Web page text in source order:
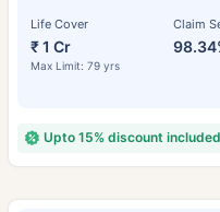
Life Cover
₹ 1 Cr
Max Limit: 79 yrs
Claim
Upto 15% discount included